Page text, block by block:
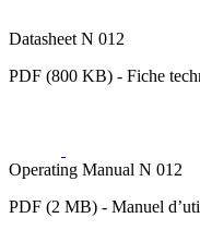
Datasheet N 012
PDF (800 KB) - Fiche
Operating Manual N 012
PDF (2 MB) - Manuel